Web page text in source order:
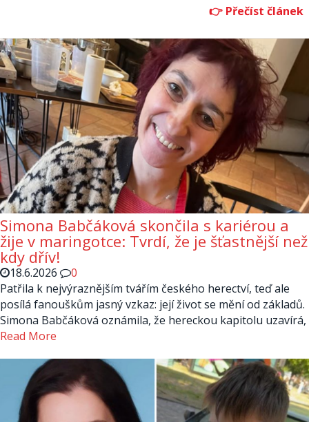
Simona Babčáková skončila s kariérou a
žije v maringotce: Tvrdí, že je šťastnější než
kdy dřív!
18.6.2026
0
Patřila k nejvýraznějším tvářím českého herectví, teď ale
posílá fanouškům jasný vzkaz: její život se mění od základů.
Simona Babčáková oznámila, že hereckou kapitolu uzavírá,
Read More